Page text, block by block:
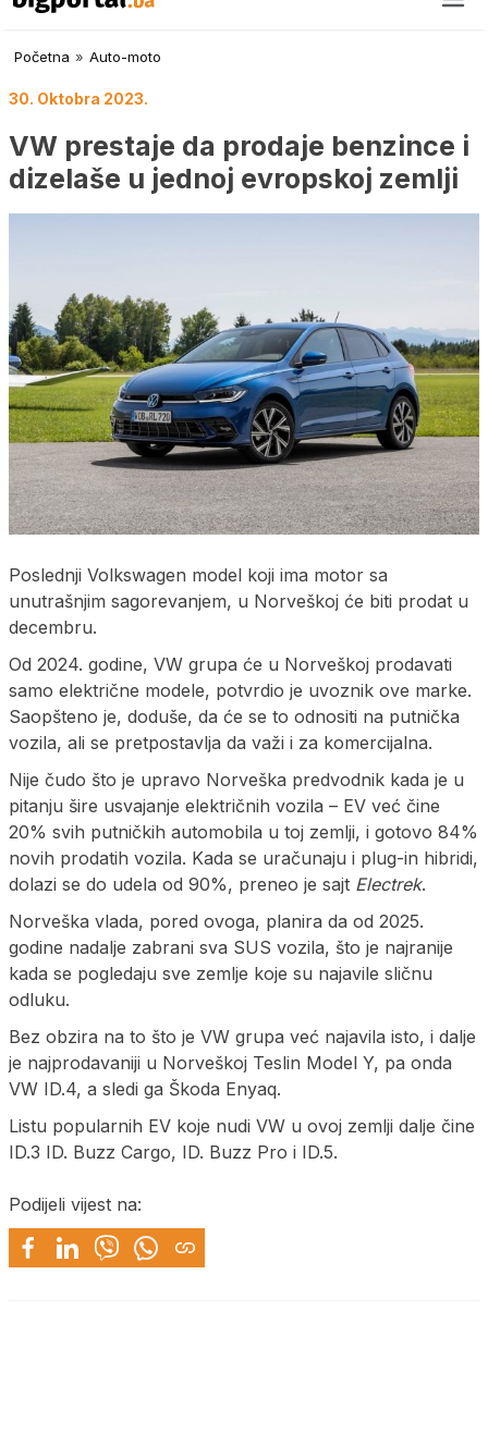
Početna » Auto-moto
30. Oktobra 2023.
VW prestaje da prodaje benzince i
dizelaše u jednoj evropskoj zemlji
Poslednji Volkswagen model koji ima motor sa
unutrašnjim sagorevanjem, u Norveškoj će biti prodat u
decembru.
Od 2024. godine, VW grupa će u Norveškoj prodavati
samo električne modele, potvrdio je uvoznik ove marke.
Saopšteno je, doduše, da će se to odnositi na putnička
vozila, ali se pretpostavlja da važi i za komercijalna.
Nije čudo što je upravo Norveška predvodnik kada je u
pitanju šire usvajanje električnih vozila – EV već čine
20% svih putničkih automobila u toj zemlji, i gotovo 84%
novih prodatih vozila. Kada se uračunaju i plug-in hibridi,
dolazi se do udela od 90%, preneo je sajt Electrek.
Norveška vlada, pored ovoga, planira da od 2025.
godine nadalje zabrani sva SUS vozila, što je najranije
kada se pogledaju sve zemlje koje su najavile sličnu
odluku.
Bez obzira na to što je VW grupa već najavila isto, i dalje
je najprodavaniji u Norveškoj Teslin Model Y, pa onda
VW ID.4, a sledi ga Škoda Enyaq.
Listu popularnih EV koje nudi VW u ovoj zemlji dalje čine
ID.3 ID. Buzz Cargo, ID. Buzz Pro i ID.5.
Podijeli vijest na: